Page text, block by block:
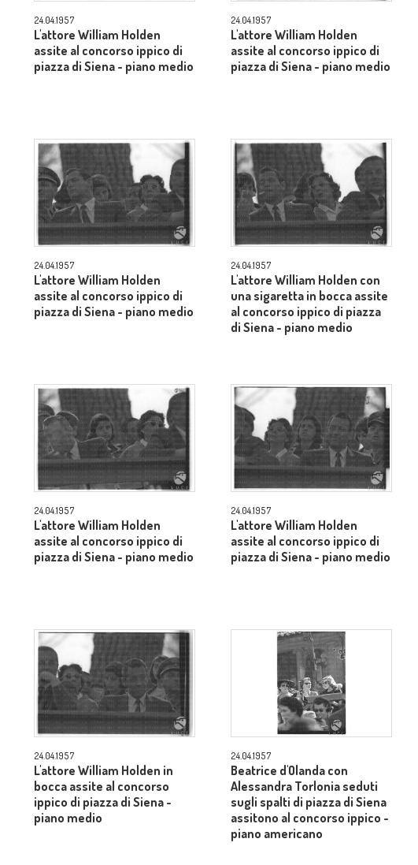
24.04.1957
L'attore William Holden
assite al concorso ippico di
piazza di Siena - piano medio
24.04.1957
L'attore William Holden
assite al concorso ippico di
piazza di Siena - piano medio
24.04.1957
L'attore William Holden
assite al concorso ippico di
piazza di Siena - piano medio
24.04.1957
L'attore William Holden con
una sigaretta in bocca assite
al concorso ippico di piazza
di Siena - piano medio
24.04.1957
L'attore William Holden
assite al concorso ippico di
piazza di Siena - piano medio
24.04.1957
L'attore William Holden
assite al concorso ippico di
piazza di Siena - piano medio
24.04.1957
L'attore William Holden in
bocca assite al concorso
ippico di piazza di Siena -
piano medio
24.04.1957
Beatrice d'Olanda con
Alessandra Torlonia seduti
sugli spalti di piazza di Siena
assitono al concorso ippico -
piano americano